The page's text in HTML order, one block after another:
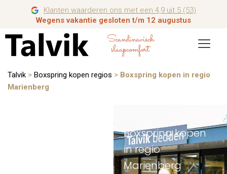
Klanten waarderen ons met een 4,9 uit 5 (53)
Wegens vakantie gesloten t/m 12 augustus
Scandinavisch
slaapcomfort
Talvik > Boxspring kopen regios > Boxspring kopen in regio
Marienberg
Boxspring kopen
in regio
Marienberg